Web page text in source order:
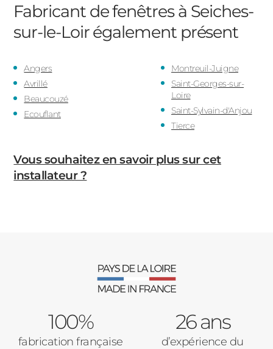
Fabricant de fenêtres à Seiches-
sur-le-Loirégalement présent
Angers
Avrillé
Beaucouzé
Ecouflant
Montreuil-Juigne
Saint-Georges-sur-
Loire
Saint-Sylvain-d'Anjou
Tierce
Vous souhaitez en savoir plus sur cet
installateur ?
100%
fabrication française
26 ans
d’expérience du